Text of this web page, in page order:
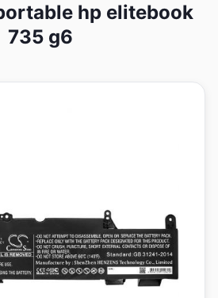
hp elitebook
735 g6